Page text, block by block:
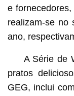
e
realizam-se no
ano,
A Série de
pratos
GEG, inclui